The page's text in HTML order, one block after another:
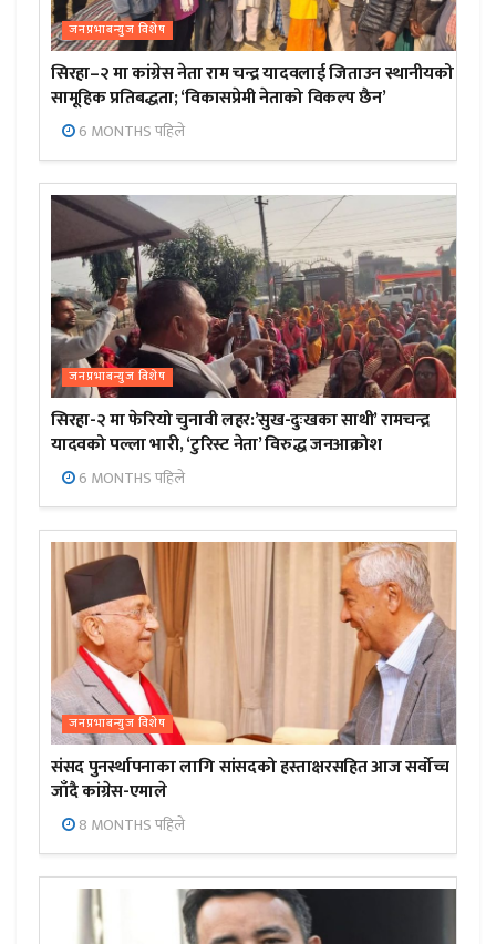
जनप्रभाबन्युज विशेष
सिरहा–२ मा कांग्रेस नेता राम चन्द्र यादवलाई जिताउन स्थानीयको
सामूहिक प्रतिबद्धता; ‘विकासप्रेमी नेताको विकल्प छैन’
6 MONTHS पहिले
जनप्रभाबन्युज विशेष
सिरहा-२ मा फेरियो चुनावी लहर:’सुख-दुःखका साथी’ रामचन्द्र
यादवको पल्ला भारी, ‘टुरिस्ट नेता’ विरुद्ध जनआक्रोश
6 MONTHS पहिले
जनप्रभाबन्युज विशेष
संसद पुनर्स्थापनाका लागि सांसदको हस्ताक्षरसहित आज सर्वोच्च
जाँदै कांग्रेस-एमाले
8 MONTHS पहिले